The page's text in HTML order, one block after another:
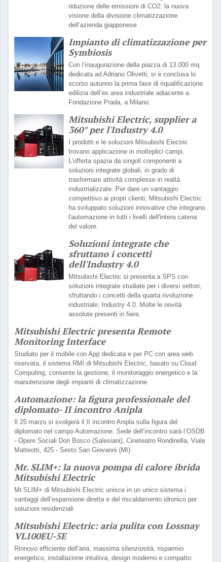
riduzione delle emissioni di CO2: la nuova
visione della divisione climatizzazione
dell’azienda giapponese
Impianto di climatizzazione per
Symbiosis
Con l’inaugurazione della piazza di 13.000 mq
dedicata ad Adriano Olivetti, si è conclusa lo
scorso autunno la prima fase di riqualificazione
edilizia dell’ex area industriale adiacente a
Fondazione Prada, a Milano.
Mitsubishi Electric, supplier a
360° per l'Industry 4.0
I prodotti e le soluzioni Mitsubishi Electric
trovano applicazione in molteplici campi.
L'offerta spazia da singoli componenti a
soluzioni integrate globali, in grado di
trasformare attività complesse in realtà
industrializzate. Per dare un vantaggio
competitivo ai propri clienti, Mitsubishi Electric
ha sviluppato soluzioni innovative che integrano
l'automazione in tutti i livelli dell'intera catena
del valore.
Soluzioni integrate che
sfruttano i concetti
dell'Industry 4.0
Mitsubishi Electric si presenta a SPS con
soluzioni integrate studiate per i diversi settori,
sfruttando i concetti della quarta rivoluzione
industriale, Industry 4.0. Molte le novità
assolute presenti in fiera.
Mitsubishi Electric presenta Remote
Monitoring Interface
Studiato per il mobile con App dedicata e per PC con area web
riservata, il sistema RMI di Mitsubishi Electric, basato su Cloud
Computing, consente la gestione, il monitoraggio energetico e la
manutenzione degli impianti di climatizzazione
Automazione: la figura professionale del
diplomato- II incontro Anipla
Il 25 marzo si svolgerà il II incontro Anipla sulla figura del
diplomato nel campo Automazione. Sede dell’incontro sarà l’OSDB
- Opere Sociali Don Bosco (Salesiani), Cineteatro Rondinella, Viale
Matteotti, 425 - Sesto San Giovanni (MI)
Mr. SLIM+: la nuova pompa di calore ibrida
Mitsubishi Electric
Mr.SLIM+ di Mitsubishi Electric unisce in un unico sistema i
vantaggi dell’espansione diretta e del riscaldamento idronico per
soluzioni residenziali
Mitsubishi Electric: aria pulita con Lossnay
VL100EU-5E
Rinnovo efficiente dell’aria, massima silenziosità, risparmio
energetico, installazione intuitiva, design moderno e compatto: